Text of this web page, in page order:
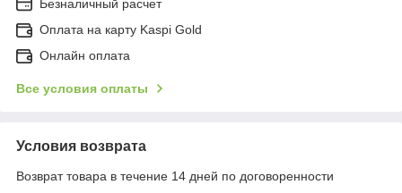
Безналичный расчет
Оплата на карту Kaspi Gold
Онлайн оплата
Все условия оплаты
Условия возврата
Возврат товара в течение 14 дней по договоренности